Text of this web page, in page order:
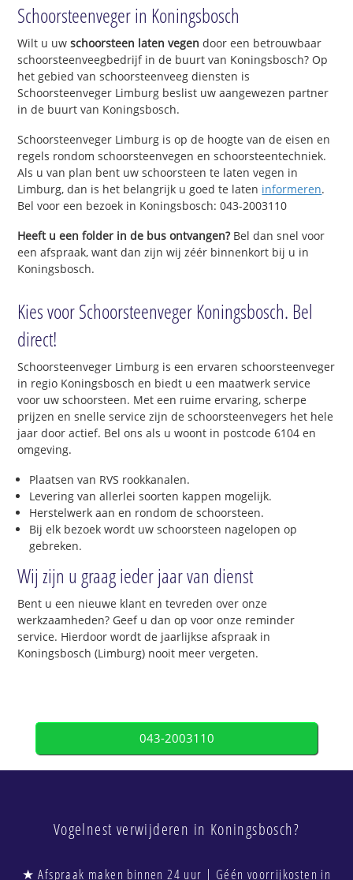
Schoorsteenveger in Koningsbosch
Wilt u uwschoorsteen laten vegen door een betrouwbaar
schoorsteenveegbedrijf in de buurt van Koningsbosch? Op
het gebied van schoorsteenveeg diensten is
Schoorsteenveger Limburg beslist uw aangewezen partner
in de buurt van Koningsbosch.
Schoorsteenveger Limburg is op de hoogte van de eisen en
regels rondom schoorsteenvegen en schoorsteentechniek.
Als u van plan bent uw schoorsteen te laten vegen in
Limburg, dan is het belangrijk u goed te laten informeren.
Bel voor een bezoek in Koningsbosch: 043-2003110
Heeft u een folder in de bus ontvangen?Bel dan snel voor
een afspraak, want dan zijn wij zéér binnenkort bij u in
Koningsbosch.
Kies voor Schoorsteenveger Koningsbosch. Bel
direct!
Schoorsteenveger Limburg is een ervaren schoorsteenveger
in regio Koningsbosch en biedt u een maatwerk service
voor uw schoorsteen. Met een ruime ervaring, scherpe
prijzen en snelle service zijn de schoorsteenvegers het hele
jaar door actief. Bel ons als u woont in postcode 6104 en
omgeving.
Plaatsen van RVS rookkanalen.
Levering van allerlei soorten kappen mogelijk.
Herstelwerk aan en rondom de schoorsteen.
Bij elk bezoek wordt uw schoorsteen nagelopen op
gebreken.
Wij zijn u graag ieder jaar van dienst
Bent u een nieuwe klant en tevreden over onze
werkzaamheden? Geef u dan op voor onze reminder
service. Hierdoor wordt de jaarlijkse afspraak in
Koningsbosch (Limburg) nooit meer vergeten.
043-2003110
Vogelnest verwijderen in Koningsbosch?
★ Afspraak maken binnen 24 uur | Géén voorrijkosten in